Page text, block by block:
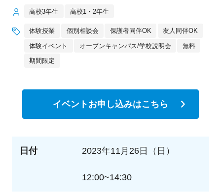
高校3年生 高校1・2年生
体験授業 個別相談会 保護者同伴OK 友人同伴OK
体験イベント オープンキャンパス/学校説明会 無料
期間限定
イベントお申し込みはこちら
日付 2023年11月26日（日）
12:00~14:30